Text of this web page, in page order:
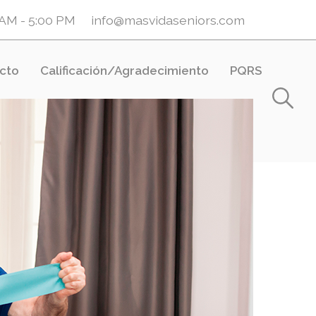
- 5:00 PM info@masvidaseniors.com
Calificación/Agradecimiento PQRS